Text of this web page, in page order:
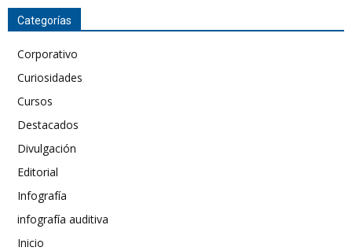
Categorías
Corporativo
Curiosidades
Cursos
Destacados
Divulgación
Editorial
Infografía
infografía auditiva
Inicio